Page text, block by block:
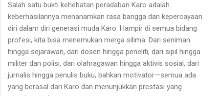
Salah satu bukti kehebatan peradaban Karo adalah
keberhasilannya menanamkan rasa bangga dan kepercayaan
diri dalam diri generasi muda Karo. Hampir di semua bidang
profesi, kita bisa menemukan merga silima. Dari seniman
hingga sejarawan, dari dosen hingga peneliti, dari sipil hingga
militer dan polisi, dari olahragawan hingga aktivis sosial, dari
jurnalis hingga penulis buku, bahkan motivator—semua ada
yang berasal dari Karo dan menunjukkan prestasi yang